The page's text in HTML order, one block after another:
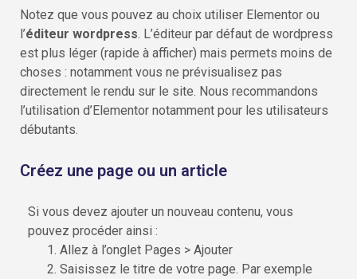
Notez que vous pouvez au choix utiliser Elementor ou
l’éditeur wordpress . L’éditeur par défaut de wordpress
est plus léger (rapide à afficher) mais permets moins de
choses : notamment vous ne prévisualisez pas
directement le rendu sur le site. Nous recommandons
l’utilisation d’Elementor notamment pour les utilisateurs
débutants.
Créez une page ou un article
Si vous devez ajouter un nouveau contenu, vous
pouvez procéder ainsi :
Allez à l’onglet Pages > Ajouter
Saisissez le titre de votre page. Par exemple